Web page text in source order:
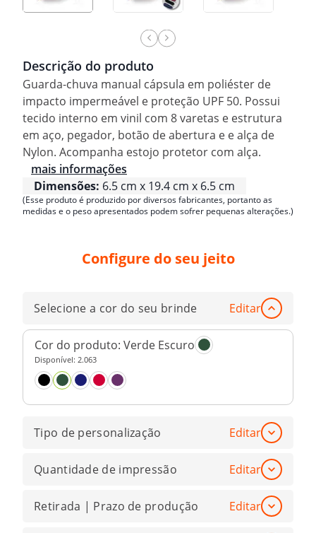
Descrição do produto
Guarda-chuva manual cápsula em poliéster de
impacto impermeável e proteção UPF 50. Possui
tecido interno em vinil com 8 varetas e estrutura
em aço, pegador, botão de abertura e e alça de
Nylon. Acompanha estojo protetor com alça.
mais informações
Dimensões: 6.5 cm x 19.4 cm x 6.5 cm
(Esse produto é produzido por diversos fabricantes, portanto as
medidas e o peso apresentados podem sofrer pequenas alterações.)
Configure do seu jeito
Selecione a cor do seu brinde Editar
Cor do produto: Verde Escuro
Disponível: 2.063
Tipo de personalização Editar
Quantidade de impressão Editar
Retirada | Prazo de produção Editar